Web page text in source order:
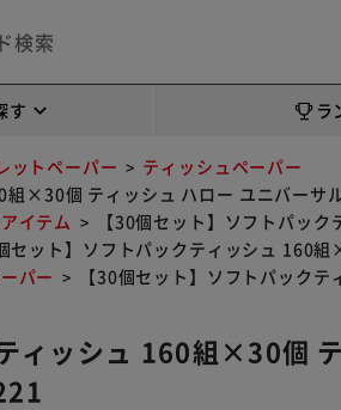
す ラ
ットペーパー
ティッシュペーパー
組×30個 ティッシュ ハロー ユニバーサ
イテム
【30個セット】ソフトパッ
セット】ソフトパックティッシュ 160
パー 【30個セット】ソフトパック
ィッシュ 160組×30個